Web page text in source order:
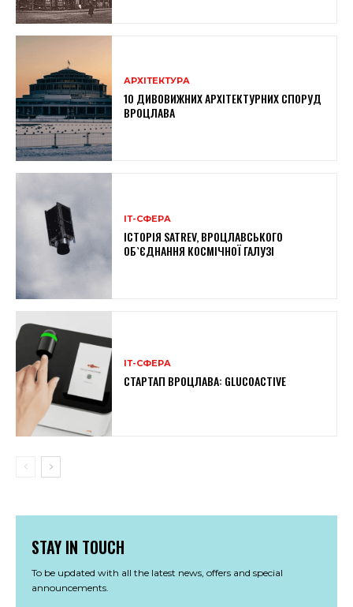
АРХІТЕКТУРА
10 ДИВОВИЖНИХ АРХІТЕКТУРНИХ СПОРУД
ВРОЦЛАВА
ІТ-СФЕРА
ІСТОРІЯ SATREV, ВРОЦЛАВСЬКОГО
ОБ`ЄДНАННЯ КОСМІЧНОЇ ГАЛУЗІ
ІТ-СФЕРА
СТАРТАП ВРОЦЛАВА: GLUCOACTIVE
STAY IN TOUCH
To be updated with all the latest news, offers and special
announcements.